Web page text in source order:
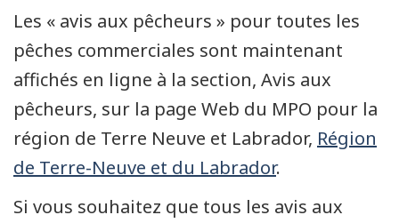
Les « avis aux pêcheurs » pour toutes les
pêches commerciales sont maintenant
affichés en ligne à la section, Avis aux
pêcheurs, sur la page Web du MPO pour la
région de Terre Neuve et Labrador, Région
de Terre-Neuve et du Labrador.
Si vous souhaitez que tous les avis aux